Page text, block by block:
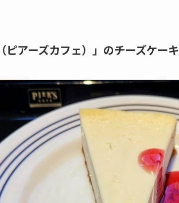
ピアーズカフェ）」のチーズケーキ